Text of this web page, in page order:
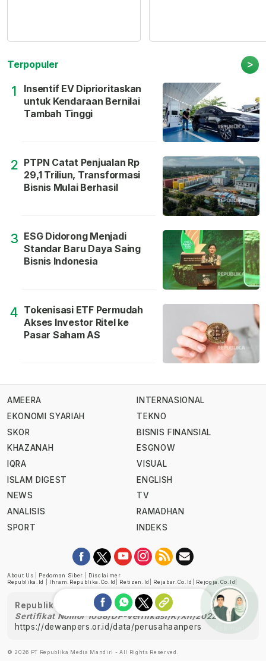
Terpopuler >
1
Insentif EV Diprioritaskan
untuk Kendaraan Bernilai
Tambah Tinggi
2 PTPN Catat Penjualan Rp
29,1 Triliun, Transformasi
Bisnis Mulai Berhasil
3 ESG Didorong Menjadi
Standar Baru Daya Saing
Bisnis Indonesia
4 Tokenisasi ETF Permudah
Akses Investor Ritel ke
Pasar Saham AS
AMEERA
EKONOMI SYARIAH
SKOR
KHAZANAH
IQRA
ISLAM DIGEST
NEWS
ANALISIS
SPORT
INTERNASIONAL
TEKNO
BISNIS FINANSIAL
ESGNOW
VISUAL
ENGLISH
TV
RAMADHAN
INDEKS
About Us Pedoman Siber
Disclaimer
Republika.id
Ihram.republika.co.id Retizen.id Rejabar.co.id Rejogja.co.id
Republika telah diverifikasi oleh Dewan Pers
Sertifikat Nomor 1058/DP-Verifikasi/K/XII/2022
https://dewanpers.or.id/data/perusahaanpers
© 2026 PT Republika Media Mandiri - All Rights Reserved.
Ask me!